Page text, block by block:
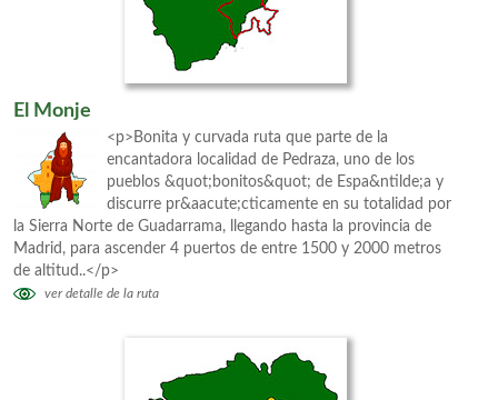
El Monje
<p>Bonita y curvada ruta que parte de la
encantadora localidad de Pedraza, uno de los
pueblos &quot;bonitos&quot; de Espa&ntilde;a y
discurre pr&aacute;cticamente en su totalidad por
la Sierra Norte de Guadarrama, llegando hasta la provincia de
Madrid, para ascender 4 puertos de entre 1500 y 2000 metros
de altitud..</p>
ver detalle de la ruta